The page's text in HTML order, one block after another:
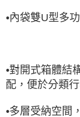
•內袋雙U型多
•對開式箱體結
配，便於分類
•多層受納空間